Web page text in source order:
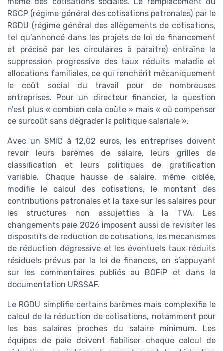
RGCP (régime général des cotisations patronales) par le
RGDU (régime général des allègements de cotisations,
tel qu’annoncé dans les projets de loi de financement
et précisé par les circulaires à paraître) entraîne la
suppression progressive des taux réduits maladie et
allocations familiales, ce qui renchérit mécaniquement
le coût social du travail pour de nombreuses
entreprises. Pour un directeur financier, la question
n’est plus « combien cela coûte » mais « où compenser
ce surcoût sans dégrader la politique salariale ».
Avec un SMIC à 12,02 euros, les entreprises doivent
revoir leurs barèmes de salaire, leurs grilles de
classification et leurs politiques de gratification
variable. Chaque hausse de salaire, même ciblée,
modifie le calcul des cotisations, le montant des
contributions patronales et la taxe sur les salaires pour
les structures non assujetties à la TVA. Les
changements paie 2026 imposent aussi de revisiter les
dispositifs de réduction de cotisations, les mécanismes
de réduction dégressive et les éventuels taux réduits
résiduels prévus par la loi de finances, en s’appuyant
sur les commentaires publiés au BOFiP et dans la
documentation URSSAF.
Le RGDU simplifie certains barèmes mais complexifie le
calcul de la réduction de cotisations, notamment pour
les bas salaires proches du salaire minimum. Les
équipes de paie doivent fiabiliser chaque calcul de